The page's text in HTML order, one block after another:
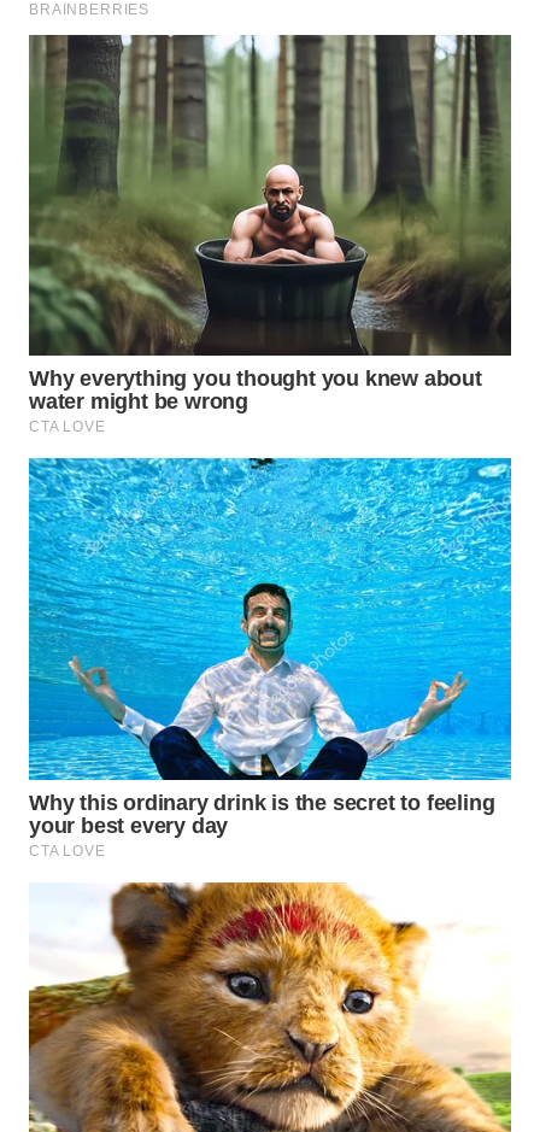
KONSUMEN
WAHANA
LISTRIK
WAHANA
TRAVEL
WAHANA
TV
WAHANANEWS
WAHANANEWS
CO ID
WAHANANEWS
NET
WAHANA
SPORT
WAHANA
UMKM
WAHANA
SELEB
PERSONA
OTOMOTIF
WAHANA
HEALTH